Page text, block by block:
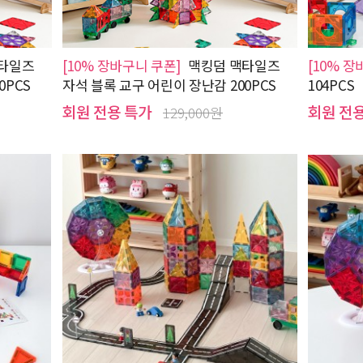
일즈
[10% 장바구니 쿠폰] 맥킹덤 맥타일즈
자석 블록 교구 어린이 장난감 200PCS
회원 전용 특가 129,000원
[10% 장
104PCS
회원 전